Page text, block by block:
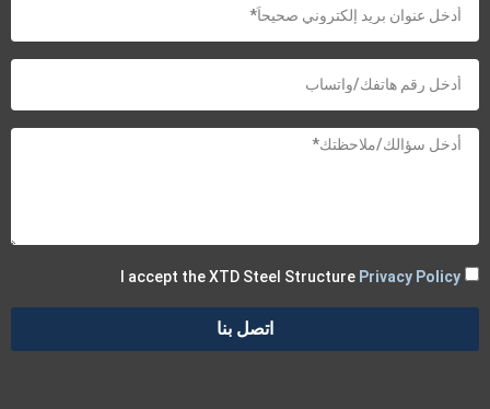
I accept the XTD Steel Structure Privacy Policy
اتصل بنا